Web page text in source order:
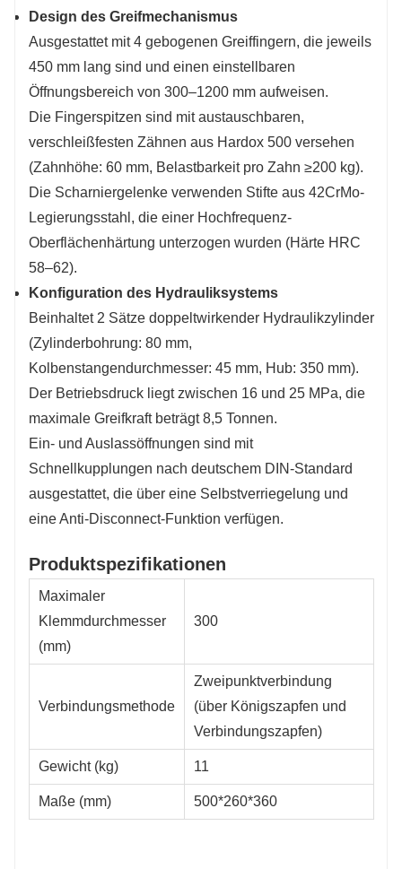
Design des Greifmechanismus
Ausgestattet mit 4 gebogenen Greiffingern, die jeweils
450 mm lang sind und einen einstellbaren
Öffnungsbereich von 300–1200 mm aufweisen.
Die Fingerspitzen sind mit austauschbaren,
verschleißfesten Zähnen aus Hardox 500 versehen
(Zahnhöhe: 60 mm, Belastbarkeit pro Zahn ≥200 kg).
Die Scharniergelenke verwenden Stifte aus 42CrMo-
Legierungsstahl, die einer Hochfrequenz-
Oberflächenhärtung unterzogen wurden (Härte HRC
58–62).
Konfiguration des Hydrauliksystems
Beinhaltet 2 Sätze doppeltwirkender Hydraulikzylinder
(Zylinderbohrung: 80 mm,
Kolbenstangendurchmesser: 45 mm, Hub: 350 mm).
Der Betriebsdruck liegt zwischen 16 und 25 MPa, die
maximale Greifkraft beträgt 8,5 Tonnen.
Ein- und Auslassöffnungen sind mit
Schnellkupplungen nach deutschem DIN-Standard
ausgestattet, die über eine Selbstverriegelung und
eine Anti-Disconnect-Funktion verfügen.
Produktspezifikationen
Maximaler
Klemmdurchmesser
(mm)
300
Verbindungsmethode
Zweipunktverbindung
(über Königszapfen und
Verbindungszapfen)
Gewicht (kg) 11
Maße (mm) 500*260*360